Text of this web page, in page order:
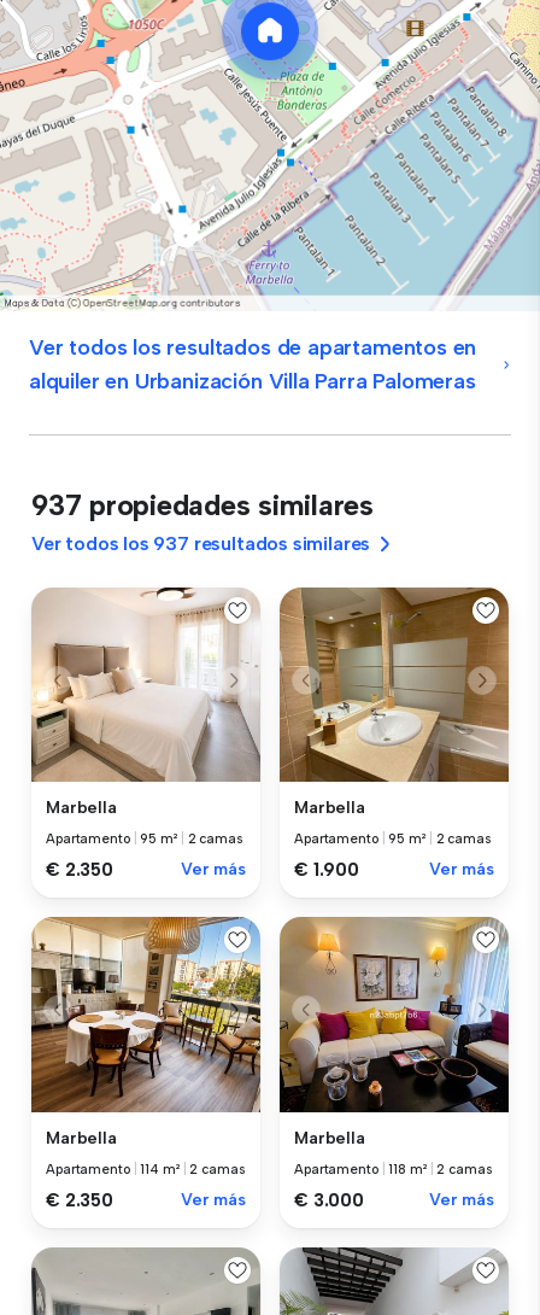
Ver todos los resultados de apartamentos en
alquiler en Urbanización Villa Parra Palomeras
937 propiedades similares
Ver todos los 937 resultados similares
Marbella
Apartamento |95 m² 2 camas
€ 2.350 Ver más
Marbella
Apartamento |95 m² 2 camas
€ 1.900 Ver más
Marbella
Apartamento |114 m² |2 camas
€ 2.350 Ver más
Marbella
Apartamento |118 m² |2 camas
€ 3.000 Ver más